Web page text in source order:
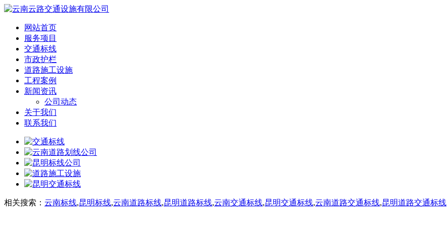
网站首页
服务项目
交通标线
市政护栏
道路施工设施
工程案例
新闻资讯
公司动态
关于我们
联系我们
相关搜索： 云南标线,昆明标线,云南道路标线,昆明道路标线,云南交通标线,昆明交通标线,云南道路交通标线,昆明道路交通标线